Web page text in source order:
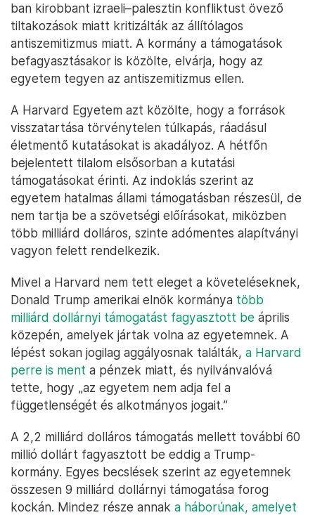
ban kirobbant izraeli–palesztin konfliktust övező
tiltakozások miatt kritizálták az állítólagos
antiszemitizmus miatt. A kormány a támogatások
befagyasztásakor is közölte, elvárja, hogy az
egyetem tegyen az antiszemitizmus ellen.
A Harvard Egyetem azt közölte, hogy a források
visszatartása törvénytelen túlkapás, ráadásul
életmentő kutatásokat is akadályoz. A hétfőn
bejelentett tilalom elsősorban a kutatási
támogatásokat érinti. Az indoklás szerint az
egyetem hatalmas állami támogatásban részesül, de
nem tartja be a szövetségi előírásokat, miközben
több milliárd dolláros, szinte adómentes alapítványi
vagyon felett rendelkezik.
Mivel a Harvard nem tett eleget a követeléseknek,
Donald Trump amerikai elnök kormánya több
milliárd dollárnyi támogatást fagyasztott be április
közepén, amelyek jártak volna az egyetemnek. A
lépést sokan jogilag aggályosnak találták, a Harvard
perre is ment a pénzek miatt, és nyilvánvalóvá
tette, hogy „az egyetem nem adja fel a
függetlenségét és alkotmányos jogait.”
A 2,2 milliárd dolláros támogatás mellett további 60
millió dollárt fagyasztott be eddig a Trump-
kormány. Egyes becslések szerint az egyetemnek
összesen 9 milliárd dollárnyi támogatása forog
kockán. Mindez része annak a háborúnak, amelyet